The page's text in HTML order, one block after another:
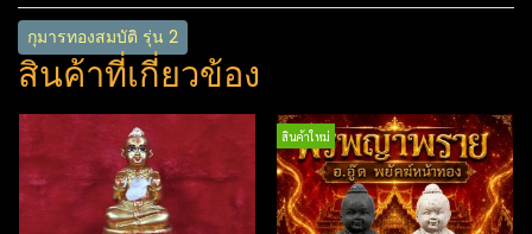
กุมารทองสมบัติ​ รุ่น 2
สินค้าที่เกี่ยวข้อง
สินค้าใหม่